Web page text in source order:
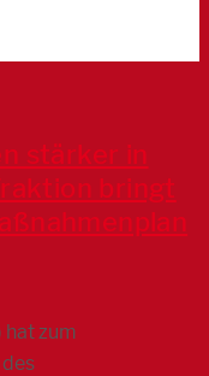
stärker in
bringt
hat zum